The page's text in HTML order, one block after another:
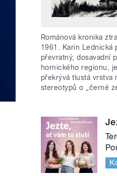
Románová kronika
1961. Karin Lednická
převratný, dosavadní
hornického regionu,
překrývá tlustá vrstva
stereotypů o „černé